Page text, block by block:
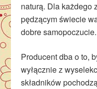
naturą. Dla każdego
pędzącym świecie
dobre samopoczucie.
Producent dba o to,
wyłącznie z
składników